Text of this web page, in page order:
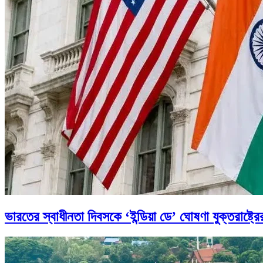
ভারতের স্বাধীনতা দিবসকে ‘ইন্ডিয়া ডে’ ঘোষণা